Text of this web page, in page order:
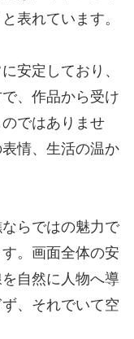
表れています。
安定しており、
、作品から受け
ではありませ
情、生活の温か
らではの魅力で
。画面全体の安
自然に人物へ導
、それでいて空